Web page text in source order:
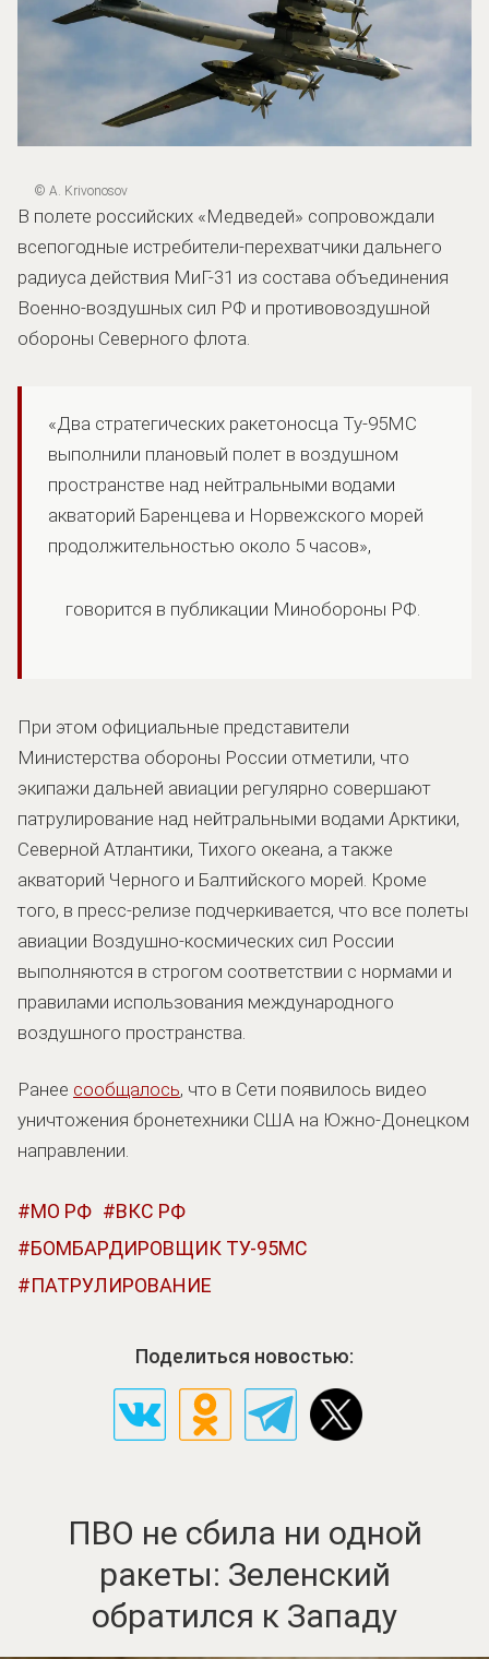
© A. Krivonosov
В полете российских «Медведей» сопровождали
всепогодные истребители-перехватчики дальнего
радиуса действия МиГ-31 из состава объединения
Военно-воздушных сил РФ и противовоздушной
обороны Северного флота.
«Два стратегических ракетоносца Ту-95МС
выполнили плановый полет в воздушном
пространстве над нейтральными водами
акваторий Баренцева и Норвежского морей
продолжительностью около 5 часов»,
говорится в публикации Минобороны РФ.
При этом официальные представители
Министерства обороны России отметили, что
экипажи дальней авиации регулярно совершают
патрулирование над нейтральными водами Арктики,
Северной Атлантики, Тихого океана, а также
акваторий Черного и Балтийского морей. Кроме
того, в пресс-релизе подчеркивается, что все полеты
авиации Воздушно-космических сил России
выполняются в строгом соответствии с нормами и
правилами использования международного
воздушного пространства.
Ранее сообщалось, что в Сети появилось видео
уничтожения бронетехники США на Южно-Донецком
направлении.
МО РФ
ВКС РФ
БОМБАРДИРОВЩИК ТУ-95МС
ПАТРУЛИРОВАНИЕ
Поделиться новостью:
ПВО не сбила ни одной
ракеты: Зеленский
обратился к Западу